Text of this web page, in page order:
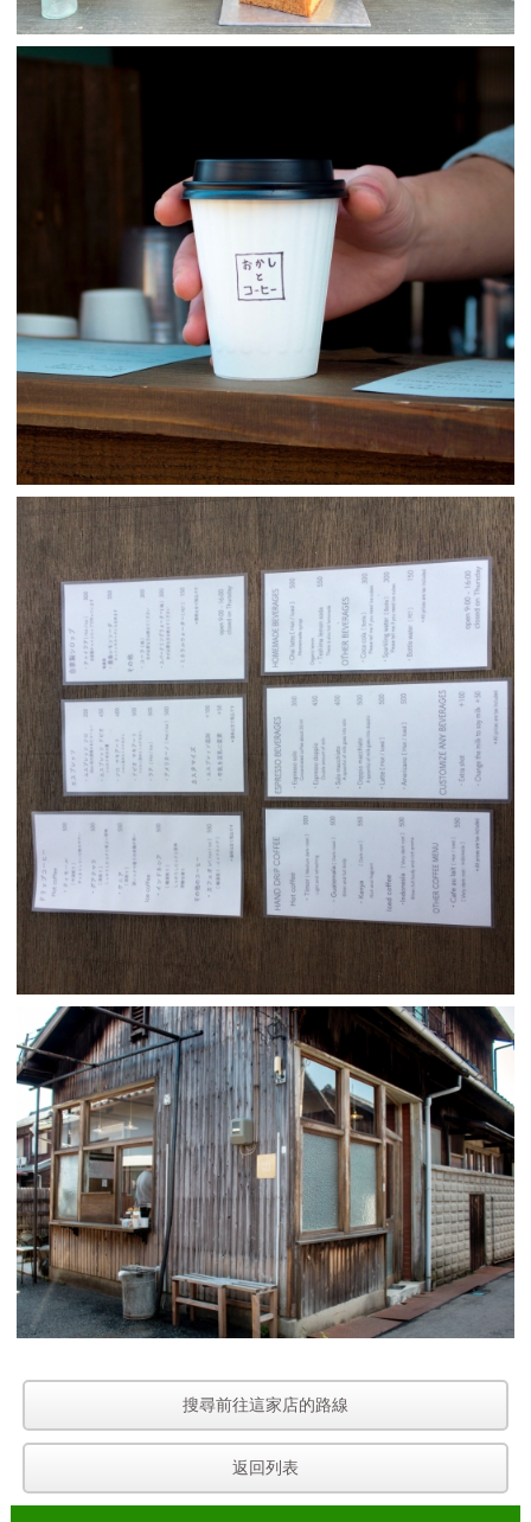
搜尋前往這家店的路線
返回列表